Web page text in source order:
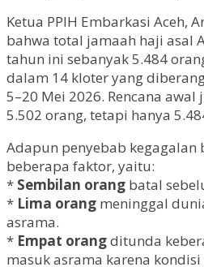
Ketua PPIH Embarkasi Aceh,
bahwa total jamaah haji asal
tahun ini sebanyak 5.484
dalam 14 kloter yang
5–20 Mei 2026. Rencana
5.502 orang, tetapi hanya
Adapun penyebab kegagalan
beberapa faktor, yaitu:
* Sembilan orang batal
* Lima orang meninggal
asrama.
* Empat orangditunda
masuk asrama karena kondisi